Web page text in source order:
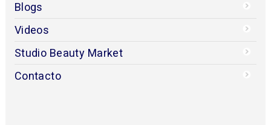
Blogs
Videos
Studio Beauty Market
Contacto